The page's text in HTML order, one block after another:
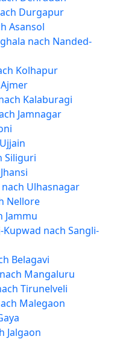
Durgapur
Asansol
nach Nanded-
Kolhapur
Kalaburagi
Jamnagar
Siliguri
Ulhasnagar
Nellore
Jammu
nach Sangli-
Belagavi
Mangaluru
Tirunelveli
Malegaon
Jalgaon